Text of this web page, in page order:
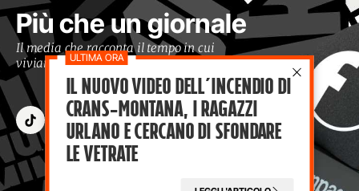
Più che un giornale
Il media che racconta il tempo in cui
viviamo con occhi moderni
Il nuovo video dell’incendio di
Crans-Montana, i ragazzi
Urlano e cercano di sfondare
le vetrate